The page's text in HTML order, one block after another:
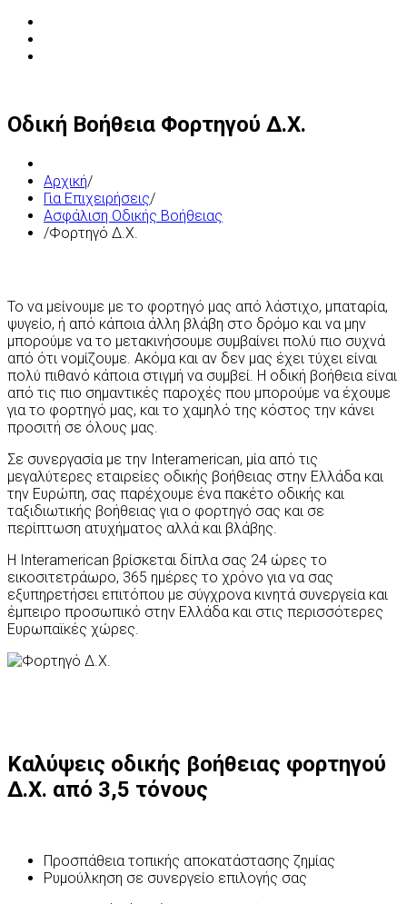
Οδική Βοήθεια Φορτηγού Δ.Χ.
Αρχική/
Για Επιχειρήσεις/
Ασφάλιση Οδικής Βοήθειας
/Φορτηγό Δ.Χ.
Το να μείνουμε με το φορτηγό μας από λάστιχο, μπαταρία,
ψυγείο, ή από κάποια άλλη βλάβη στο δρόμο και να μην
μπορούμε να το μετακινήσουμε συμβαίνει πολύ πιο συχνά
από ότι νομίζουμε. Ακόμα και αν δεν μας έχει τύχει είναι
πολύ πιθανό κάποια στιγμή να συμβεί. Η οδική βοήθεια είναι
από τις πιο σημαντικές παροχές που μπορούμε να έχουμε
για το φορτηγό μας, και το χαμηλό της κόστος την κάνει
προσιτή σε όλους μας.
Σε συνεργασία με την Interamerican, μία από τις
μεγαλύτερες εταιρείες οδικής βοήθειας στην Ελλάδα και
την Ευρώπη, σας παρέχουμε ένα πακέτο οδικής και
ταξιδιωτικής βοήθειας για ο φορτηγό σας και σε
περίπτωση ατυχήματος αλλά και βλάβης.
Η Interamerican βρίσκεται δίπλα σας 24 ώρες το
εικοσιτετράωρο, 365 ημέρες το χρόνο για να σας
εξυπηρετήσει επιτόπου με σύγχρονα κινητά συνεργεία και
έμπειρο προσωπικό στην Ελλάδα και στις περισσότερες
Ευρωπαϊκές χώρες.
Καλύψεις οδικής βοήθειας φορτηγού
Δ.Χ. από 3,5 τόνους
Προσπάθεια τοπικής αποκατάστασης ζημίας
Ρυμούλκηση σε συνεργείο επιλογής σας